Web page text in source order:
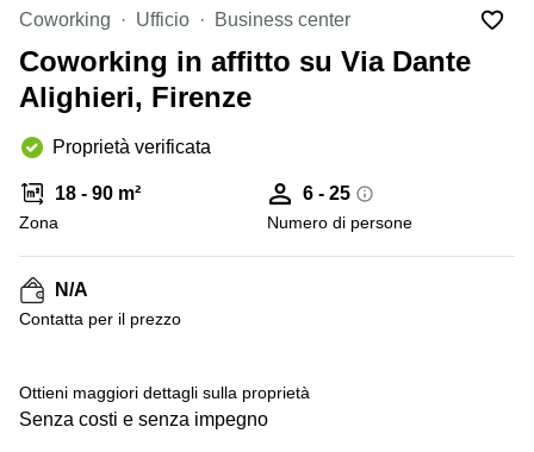
Brescia
Pescara
Verona
Catania
Bologna
Bergamo
Como
Napoli
affitto a
Coworking
Lombardy
Business
Toscana
Business
center
Milano
Business
Coworking
Campania
Coworking Ufficio Business center
Coworking in affitto su Via Dante
Alighieri, Firenze
Proprietà verificata
18 - 90 m²
Zona
6 - 25
Numero di persone
N/A
Сontatta per il prezzo
Ottieni maggiori dettagli sulla proprietà
Senza costi e senza impegno